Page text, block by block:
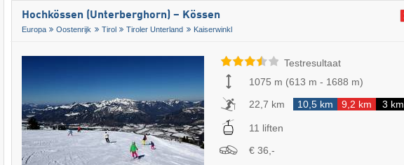
Hochkössen (Unterberghorn) – Kössen
Europa Oostenrijk Tirol Tiroler Unterland Kaiserwinkl
Testresultaat
1075 m (613 m - 1688 m)
22,7 km
10,5 km 9,2 km 3 km
11 liften
€ 36,-